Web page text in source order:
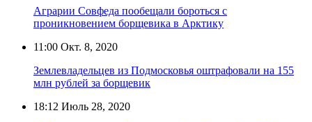
Аграрии Совфеда пообещали бороться с
проникновением борщевика в Арктику
11:00 Окт. 8, 2020
Землевладельцев из Подмосковья оштрафовали на 155
млн рублей за борщевик
18:12 Июль 28, 2020